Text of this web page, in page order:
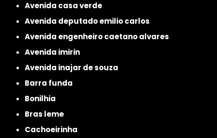
avenida casa verde
avenida deputado emilio carlos
avenida engenheiro caetano alvares
avenida imirin
avenida inajar de souza
barra funda
bonilhia
bras leme
cachoeirinha